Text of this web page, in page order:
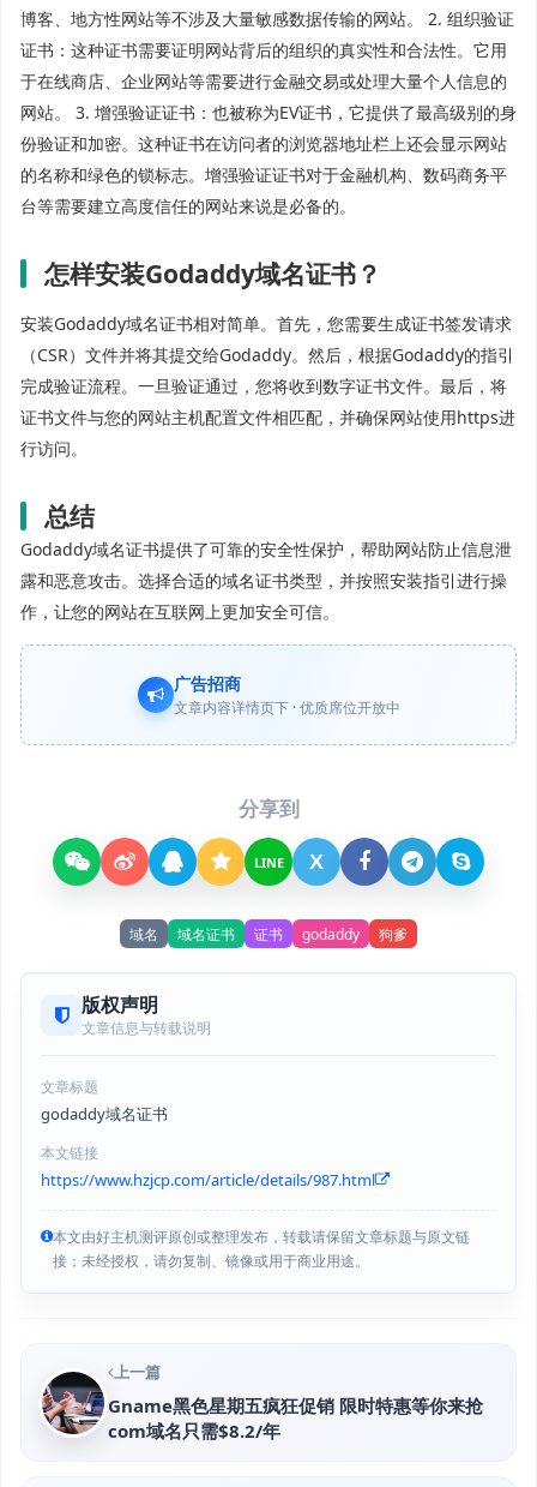
博客、地方性网站等不涉及大量敏感数据传输的网站。 2. 组织验证
证书：这种证书需要证明网站背后的组织的真实性和合法性。它用
于在线商店、企业网站等需要进行金融交易或处理大量个人信息的
网站。 3. 增强验证证书：也被称为EV证书，它提供了最高级别的身
份验证和加密。这种证书在访问者的浏览器地址栏上还会显示网站
的名称和绿色的锁标志。增强验证证书对于金融机构、数码商务平
台等需要建立高度信任的网站来说是必备的。
怎样安装Godaddy域名证书？
安装Godaddy域名证书相对简单。首先，您需要生成证书签发请求
（CSR）文件并将其提交给Godaddy。然后，根据Godaddy的指引
完成验证流程。一旦验证通过，您将收到数字证书文件。最后，将
证书文件与您的网站主机配置文件相匹配，并确保网站使用https进
行访问。
总结
Godaddy域名证书提供了可靠的安全性保护，帮助网站防止信息泄
露和恶意攻击。选择合适的域名证书类型，并按照安装指引进行操
作，让您的网站在互联网上更加安全可信。
广告招商
文章内容详情页下 · 优质席位开放中
分享到
LINE X
域名 域名证书 证书 godaddy 狗爹
版权声明
文章信息与转载说明
文章标题
godaddy域名证书
本文链接
https://www.hzjcp.com/article/details/987.html
本文由好主机测评原创或整理发布，转载请保留文章标题与原文链
接；未经授权，请勿复制、镜像或用于商业用途。
上一篇
Gname黑色星期五疯狂促销 限时特惠等你来抢
com域名只需$8.2/年